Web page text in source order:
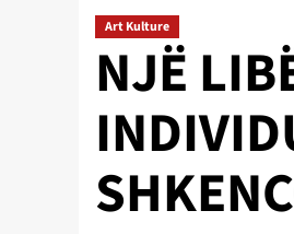
Art Kulture
NJË